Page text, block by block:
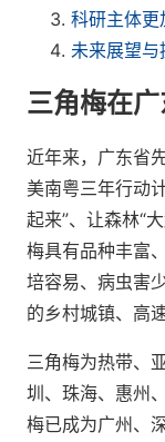
科研主体更
未来展望与
三角梅在
近年来，广东省
美南粤三年行动
起来”、让森林“
梅具有品种丰富
培容易、病虫害
的乡村城镇、高
三角梅为热带、
圳、珠海、惠州
梅已成为广州、